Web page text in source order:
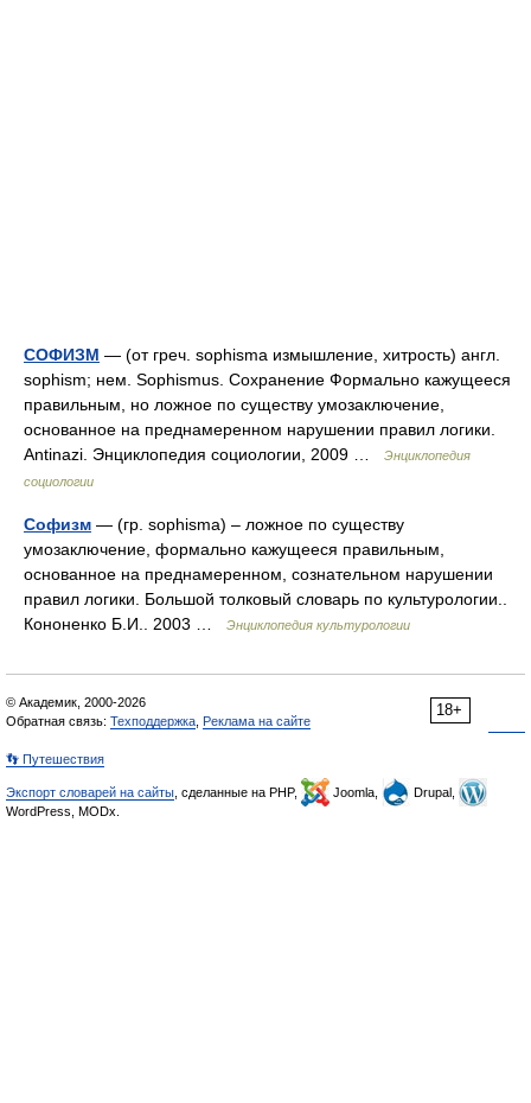
СОФИЗМ — (от греч. sophisma измышление, хитрость) англ.
sophism; нем. Sophismus. Сохранение Формально кажущееся
правильным, но ложное по существу умозаключение,
основанное на преднамеренном нарушении правил логики.
Antinazi. Энциклопедия социологии, 2009 …
Энциклопедия
социологии
Софизм — (гр. sophisma) – ложное по существу
умозаключение, формально кажущееся правильным,
основанное на преднамеренном, сознательном нарушении
правил логики. Большой толковый словарь по культурологии..
Кононенко Б.И.. 2003 …
Энциклопедия культурологии
18+
© Академик, 2000-2026
Обратная связь: Техподдержка Реклама на сайте
👣 Путешествия
Экспорт словарей на сайты , сделанные на PHP, Joomla,
Drupal,
WordPress, MODx.